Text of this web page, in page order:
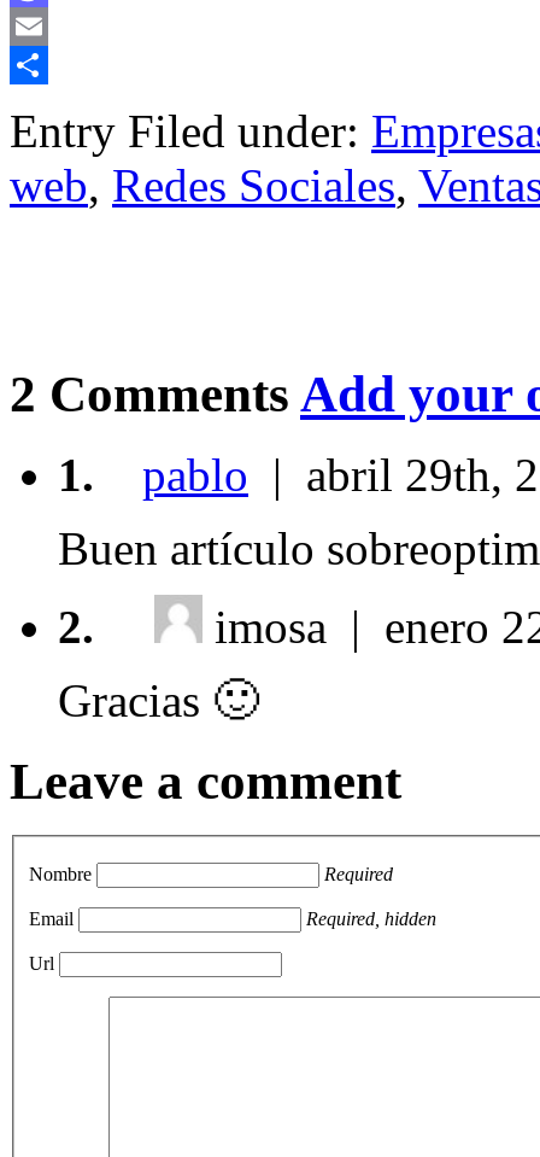
Mastodon
Email
Entry Filed under:
web, Redes Sociales,
2 Comments Add your
1. pablo | abril 29th,
Buen artículo
2.
imosa | enero
Gracias 🙂
Leave a comment
Nombre Required
Email Required, hidden
Url